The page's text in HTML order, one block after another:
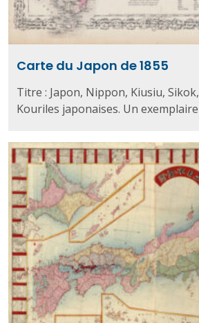
Carte du Japon de 1855
Titre : Japon, Nippon, Kiusiu,
Kouriles japonaises. Un